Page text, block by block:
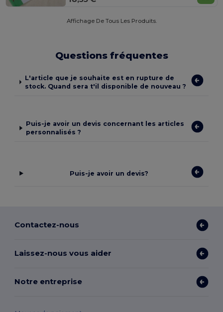
Affichage De Tous Les Produits.
Questions fréquentes
L'article que je souhaite est en rupture de
stock. Quand sera t'il disponible de nouveau ?
Puis-je avoir un devis concernant les articles
personnalisés ?
Puis-je avoir un devis?
Contactez-nous
Laissez-nous vous aider
Notre entreprise